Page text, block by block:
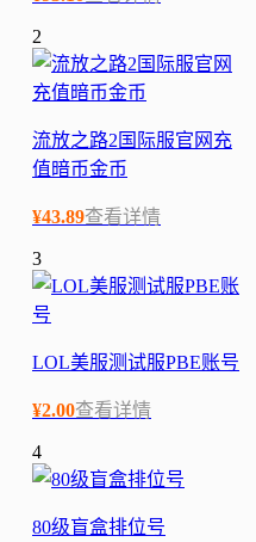
2
流放之路2国际服官网充
值暗币金币
¥43.89查看详情
3
LOL美服测试服PBE账号
¥2.00查看详情
4
80级盲盒排位号